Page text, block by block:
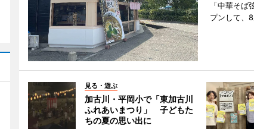
「中華そば
プンして、8
見る・遊ぶ
加古川・平岡小で「東加古川
ふれあいまつり」 子どもた
ちの夏の思い出に